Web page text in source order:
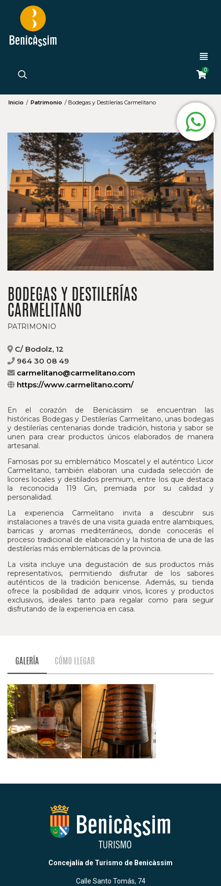
0
Inicio / Patrimonio / Bodegas y Destilerías Carmelitano
BODEGAS Y DESTILERÍAS
CARMELITANO
PATRIMONIO
C/ Bodolz, 12
964 30 08 49
carmelitano@carmelitano.com
https://www.carmelitano.com/
En el corazón de Benicàssim se encuentran las
históricas Bodegas y Destilerías Carmelitano, unas bodegas
y destilerías centenarias donde tradición, historia y sabor se
unen para crear productos únicos elaborados de manera
artesanal.
Famosas por su emblemático Moscatel y el auténtico Licor
Carmelitano, también elaboran una cuidada selección de
licores locales y destilados premium, entre los que destaca
la reconocida 119 Gin, premiada por su calidad y
personalidad.
La experiencia Carmelitano invita a descubrir sus
instalaciones a través de una visita guiada entre alambiques,
barricas y aromas mediterráneos, donde conocerás el
proceso tradicional de elaboración y la historia de una de las
destilerías más emblemáticas de la provincia.
La visita incluye una degustación de sus productos más
representativos, permitiendo disfrutar de los sabores
auténticos de la tradición benicense. Además, su tienda
ofrece la posibilidad de adquirir vinos, licores y productos
exclusivos, ideales tanto para regalar como para seguir
disfrutando de la experiencia en casa.
GALERÍA CÓMO LLEGAR
Concejalía de Turismo de Benicàssim
Calle Santo Tomás, 74